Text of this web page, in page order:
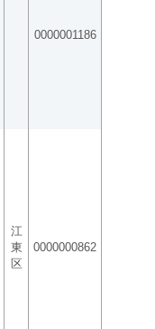
0000001186
江
東
区
0000000862